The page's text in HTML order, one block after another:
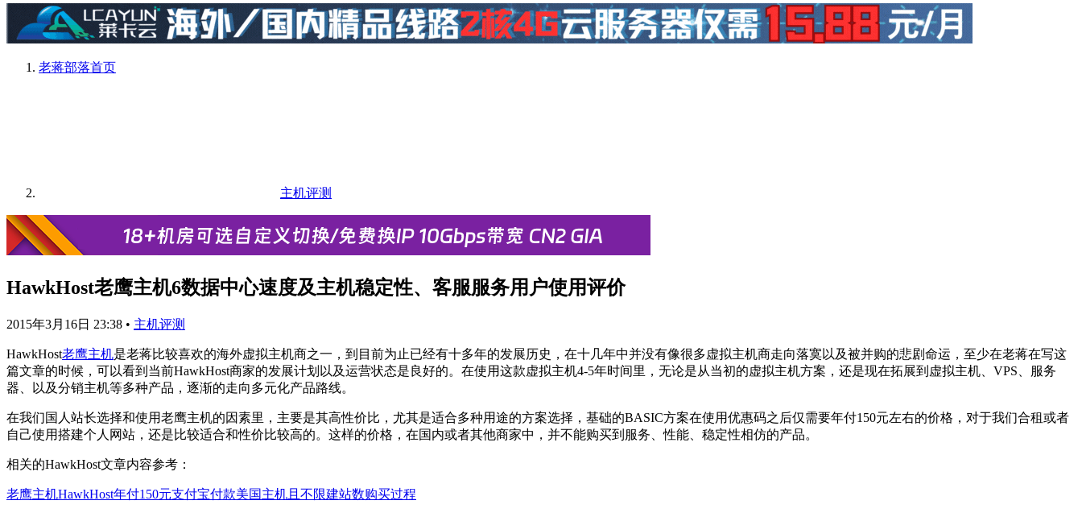
老蒋部落首页
主机评测
HawkHost老鹰主机6数据中心速度及主机稳定性、客服服务用户使用评价
2015年3月16日 23:38 • 主机评测
HawkHost老鹰主机是老蒋比较喜欢的海外虚拟主机商之一，到目前为止已经有十多年的发展历史，在十几年中并没有像很多虚拟主机商走向落寞以及被并购的悲剧命运，至少在老蒋在写这
篇文章的时候，可以看到当前HawkHost商家的发展计划以及运营状态是良好的。在使用这款虚拟主机4-5年时间里，无论是从当初的虚拟主机方案，还是现在拓展到虚拟主机、VPS、服务
器、以及分销主机等多种产品，逐渐的走向多元化产品路线。
在我们国人站长选择和使用老鹰主机的因素里，主要是其高性价比，尤其是适合多种用途的方案选择，基础的BASIC方案在使用优惠码之后仅需要年付150元左右的价格，对于我们合租或者
自己使用搭建个人网站，还是比较适合和性价比较高的。这样的价格，在国内或者其他商家中，并不能购买到服务、性能、稳定性相仿的产品。
相关的HawkHost文章内容参考：
老鹰主机HawkHost年付150元支付宝付款美国主机且不限建站数购买过程